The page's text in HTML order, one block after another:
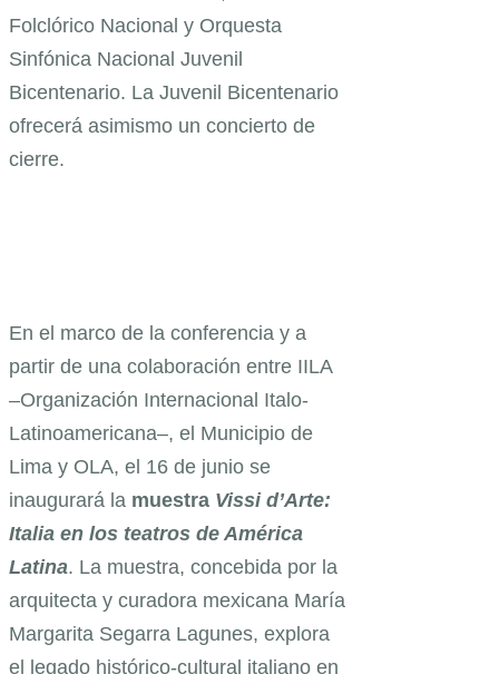
Folclórico Nacional y Orquesta
Sinfónica Nacional Juvenil
Bicentenario. La Juvenil Bicentenario
ofrecerá asimismo un concierto de
cierre.
En el marco de la conferencia y a
partir de una colaboración entre IILA
–Organización Internacional Italo-
Latinoamericana–, el Municipio de
Lima y OLA, el 16 de junio se
inaugurará la muestra Vissi d’Arte:
Italia en los teatros de América
Latina. La muestra, concebida por la
arquitecta y curadora mexicana María
Margarita Segarra Lagunes, explora
el legado histórico-cultural italiano en